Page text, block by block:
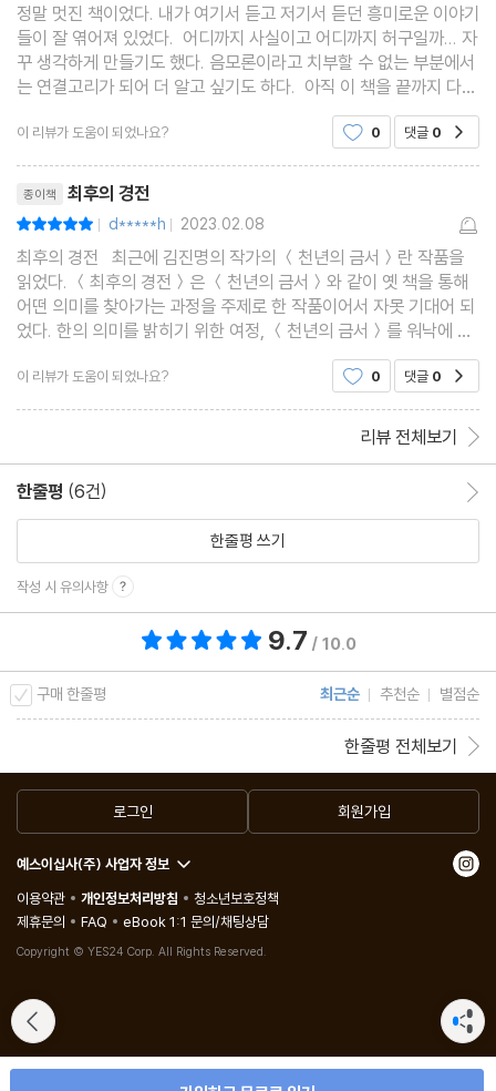
정말 멋진 책이었다. 내가 여기서 듣고 저기서 듣던 흥미로운 이야기
들이 잘 엮어져 있었다. 어디까지 사실이고 어디까지 허구일까... 자
꾸 생각하게 만들기도 했다. 음모론이라고 치부할 수 없는 부분에서
는 연결고리가 되어 더 알고 싶기도 하다. 아직 이 책을 끝까지 다
역시 김진명 소설은 믿고 보는 책이다.
이 리뷰가 도움이 되었나요? 0 댓글 0
종이책 최후의 경전
| d*****h | 2023.02.08
최후의 경전 최근에 김진명의 작가의 ＜천년의 금서＞란 작품을
읽었다. ＜최후의 경전＞은 ＜천년의 금서＞와 같이 옛 책을 통해
어떤 의미를 찾아가는 과정을 주제로 한 작품이어서 자못 기대어 되
었다. 한의 의미를 밝히기 위한 여정, ＜천년의 금서＞를 워낙에 흥
미진진하게 재밌게 읽은 터라 더욱 기대가 되었는지도 모르겠다. 김
진명 작가의 작품을 읽어온 세월이 벌써 20~3
이 리뷰가 도움이 되었나요? 0 댓글 0
리뷰 전체보기
한줄평 (6건)
한줄평 쓰기
작성 시 유의사항
9.7 / 10.0
구매 한줄평 최근순 추천순 별점순
한줄평 전체보기
로그인 회원가입
예스이십사(주) 사업자 정보
이용약관
개인정보처리방침
청소년보호정책
제휴문의
FAQ eBook 1:1 문의/채팅상담
Copyright © YES24 Corp. All Rights Reserved.